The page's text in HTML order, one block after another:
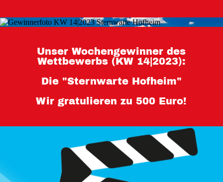
Datenschutz
Unser Wochengewinner des
Wettbewerbs (KW 14|2023):
Die "Sternwarte Hofheim"
Wir gratulieren zu 500 Euro!